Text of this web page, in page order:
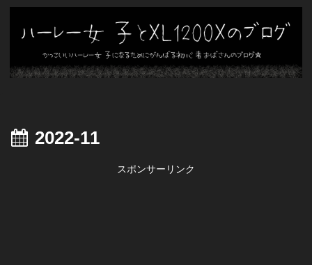
2022-11
スポンサーリンク